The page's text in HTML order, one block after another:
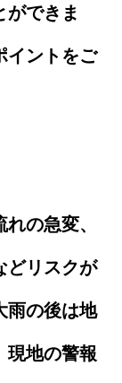
ができま
イントをご
の急変、
どリスクが
雨の後は地
現地の警報